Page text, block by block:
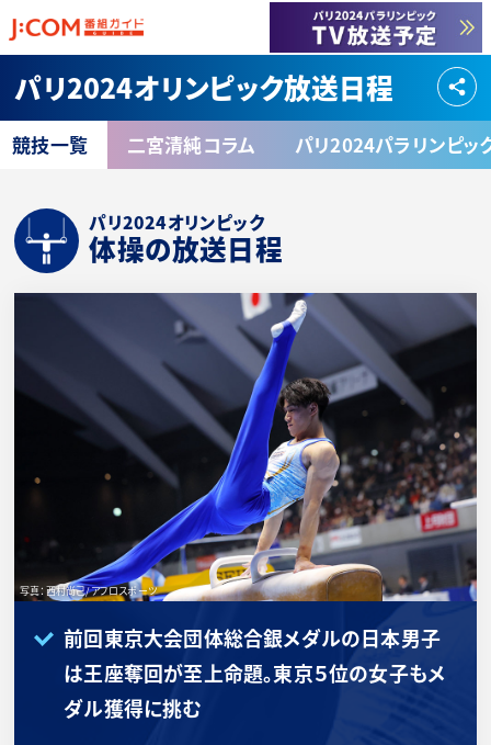
パリ2024オリンピック放送日程
競技一覧 二宮清純コラム パリ2024パラリンピッ
パリ2024オリンピック
体操の放送日程
写真：西村尚己/アフロスポーツ
前回東京大会団体総合銀メダルの日本男子
は王座奪回が至上命題。東京５位の女子もメ
ダル獲得に挑む